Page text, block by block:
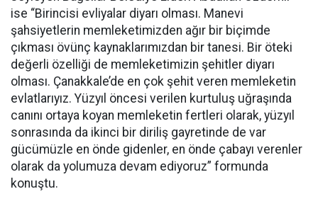
ise “Birincisi evliyalar diyarı olması. Manevi
şahsiyetlerin memleketimizden ağır bir biçimde
çıkması övünç kaynaklarımızdan bir tanesi. Bir öteki
değerli özelliği de memleketimizin şehitler diyarı
olması. Çanakkale’de en çok şehit veren memleketin
evlatlarıyız. Yüzyıl öncesi verilen kurtuluş uğraşında
canını ortaya koyan memleketin fertleri olarak, yüzyıl
sonrasında da ikinci bir diriliş gayretinde de var
gücümüzle en önde gidenler, en önde çabayı verenler
olarak da yolumuza devam ediyoruz” formunda
konuştu.